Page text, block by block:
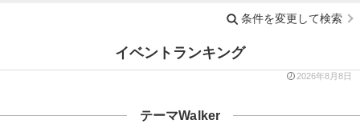
条件を変更して検索
イベントランキング
2026年8月8日
テーマWalker